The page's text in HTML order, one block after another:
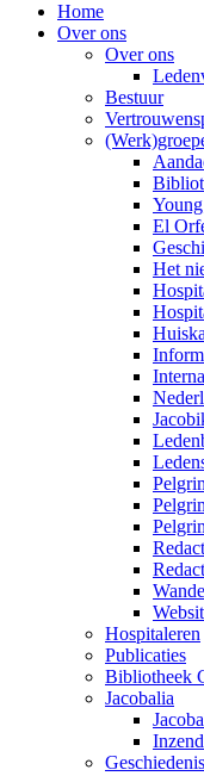
Home
Over ons
Over ons
Bestuur
El
Het
Hospitaleren
Publicaties
Bibliotheek
Jacobalia
Geschiedenis